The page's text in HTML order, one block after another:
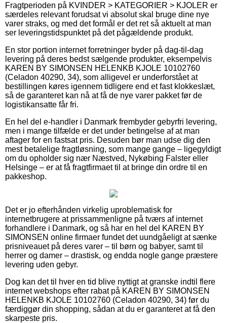
Fragtperioden på KVINDER > KATEGORIER > KJOLER er
særdeles relevant forudsat vi absolut skal bruge dine nye
varer straks, og med det formål er det ret så aktuelt at man
ser leveringstidspunktet på det pågældende produkt.
En stor portion internet forretninger byder på dag-til-dag
levering på deres bedst sælgende produkter, eksempelvis
KAREN BY SIMONSEN HELENKB KJOLE 10102760
(Celadon 40290, 34), som alligevel er underforstået at
bestillingen køres igennem tidligere end et fast klokkeslæt,
så de garanteret kan nå at få de nye varer pakket før de
logistikansatte får fri.
En hel del e-handler i Danmark frembyder gebyrfri levering,
men i mange tilfælde er det under betingelse af at man
aftager for en fastsat pris. Desuden bør man udse dig den
mest betalelige fragtløsning, som mange gange – ligegyldigt
om du opholder sig nær Næstved, Nykøbing Falster eller
Helsinge – er at få fragtfirmaet til at bringe din ordre til en
pakkeshop.
Det er jo efterhånden virkelig uproblematisk for
internetbrugere at prissammenligne på tværs af internet
forhandlere i Danmark, og så har en hel del KAREN BY
SIMONSEN online firmaer fundet det uundgåeligt at sænke
prisniveauet på deres varer – til børn og babyer, samt til
herrer og damer – drastisk, og endda nogle gange præstere
levering uden gebyr.
Dog kan det til hver en tid blive nyttigt at granske indtil flere
internet webshops efter rabat på KAREN BY SIMONSEN
HELENKB KJOLE 10102760 (Celadon 40290, 34) før du
færdiggør din shopping, sådan at du er garanteret at få den
skarpeste pris.